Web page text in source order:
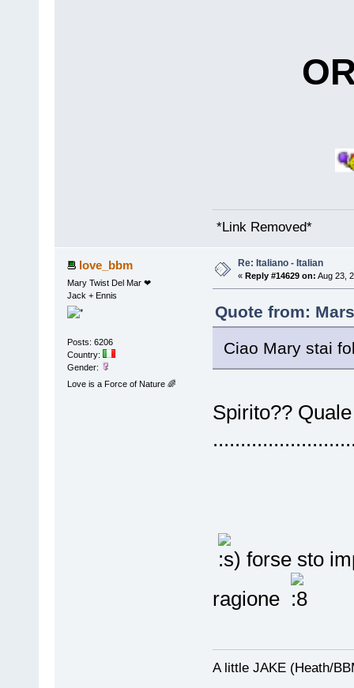
*Link Removed*
love_bbm
Mary Twist Del Mar ❤
Jack + Ennis
Posts: 6206
Country:
Gender:
Love is a Force of Nature 🌈
Re: Italiano - Italian
« Reply #14629 on: Aug 23,
Quote from:
Ciao Mary stai
Spirito??
forse sto
ragione
A little JAKE (Heath/